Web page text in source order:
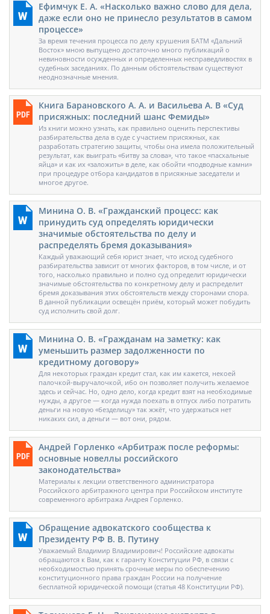
Ефимчук Е. А. «Насколько важно слово для дела,
даже если оно не принесло результатов в самом
процессе»
За время течения процесса по делу крушения БАТМ «Дальний
Восток» мною выпущено достаточно много публикаций о
невиновности осужденных и определенных несправедливостях в
судебных заседаниях. По данным обстоятельствам существуют
неоднозначные мнения.
Книга Барановского А. А. и Васильева А. В «Суд
присяжных: последний шанс Фемиды»
Из книги можно узнать, как правильно оценить перспективы
разбирательства дела в суде с участием присяжных, как
разработать стратегию защиты, чтобы она имела положительный
результат, как выиграть «битву за слова», что такое «пасхальные
яйца» и как их «заложить» в деле, как обойти «подводные камни»
при процедуре отбора кандидатов в присяжные заседатели и
многое другое.
Минина О. В. «Гражданский процесс: как
принудить суд определять юридически
значимые обстоятельства по делу и
распределять бремя доказывания»
Каждый уважающий себя юрист знает, что исход судебного
разбирательства зависит от многих факторов, в том числе, и от
того, насколько правильно и полно суд определит юридически
значимые обстоятельства по конкретному делу и распределит
бремя доказывания этих обстоятельств между сторонами спора.
В данной публикации освещён приём, который может побудить
суд исполнить свой долг.
Минина О. В. «Гражданам на заметку: как
уменьшить размер задолженности по
кредитному договору»
Для некоторых граждан кредит стал, как им кажется, некоей
палочкой-выручалочкой, ибо он позволяет получить желаемое
здесь и сейчас. Но, одно дело, когда кредит взят на необходимые
нужды, а другое — когда нужда поехать в отпуск либо потратить
деньги на новую «безделицу» так жжёт, что удержаться нет
никаких сил, а деньги — вот они, рядом.
Андрей Горленко «Арбитраж после реформы:
основные новеллы российского
законодательства»
Материалы к лекции ответственного администратора
Российского арбитражного центра при Российском институте
современного арбитража Андрея Горленко.
Обращение адвокатского сообщества к
Президенту РФ В. В. Путину
Уважаемый Владимир Владимирович! Российские адвокаты
обращаются к Вам, как к гаранту Конституции РФ, в связи с
необходимостью принять срочные меры по обеспечению
конституционного права граждан России на получение
бесплатной юридической помощи (статья 48 Конституции РФ).